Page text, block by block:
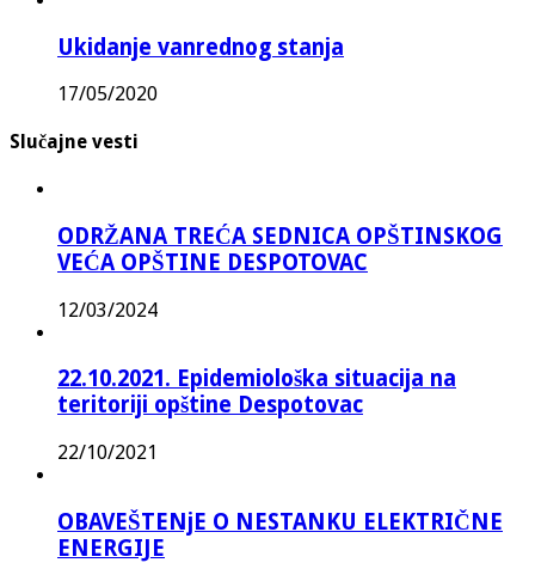
Ukidanje vanrednog stanja
17/05/2020
Slučajne vesti
ODRŽANA TREĆA SEDNICA OPŠTINSKOG
VEĆA OPŠTINE DESPOTOVAC
12/03/2024
22.10.2021. Epidemiološka situacija na
teritoriji opštine Despotovac
22/10/2021
OBAVEŠTENjE O NESTANKU ELEKTRIČNE
ENERGIJE